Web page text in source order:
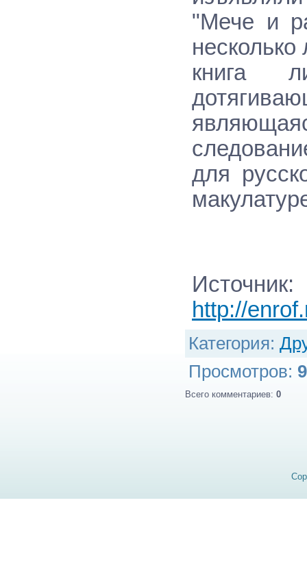
"Мече и
несколько
книга
для
Источник:
http://
Категория:
Просмотров:
Всего комментариев: 0